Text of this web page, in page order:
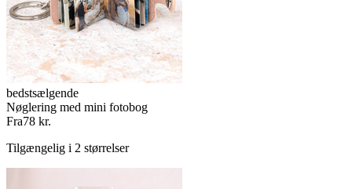
bedstsælgende
Nøglering med mini fotobog
Fra78 kr.
Tilgængelig i 2 størrelser